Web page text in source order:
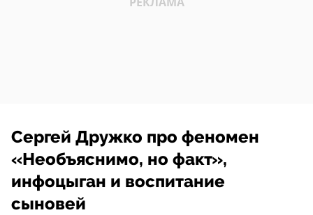
Сергей Дружко про феномен
«Необъяснимо, но факт»,
инфоцыган и воспитание
сыновей